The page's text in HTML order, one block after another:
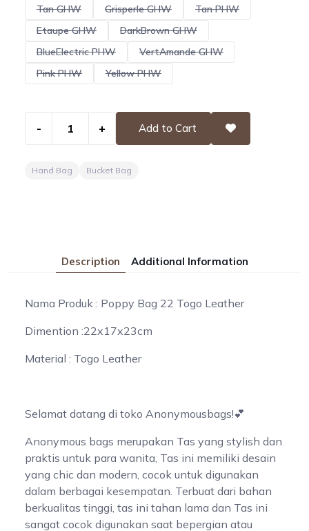
Tan GHW
Grisperle GHW
Tan PHW
Etaupe GHW
DarkBrown GHW
BlueElectric PHW
VertAmande GHW
Pink PHW
Yellow PHW
- + Add to Cart
Hand Bag Bucket Bag
Description Additional Information
Nama Produk : Poppy Bag 22 Togo Leather
Dimention :22x17x23cm
Material : Togo Leather
Selamat datang di toko Anonymousbags!💕
Anonymous bags merupakan Tas yang stylish dan
praktis untuk para wanita, Tas ini memiliki desain
yang chic dan modern, cocok untuk digunakan
dalam berbagai kesempatan. Terbuat dari bahan
berkualitas tinggi, tas ini tahan lama dan Tas ini
sangat cocok digunakan saat bepergian atau